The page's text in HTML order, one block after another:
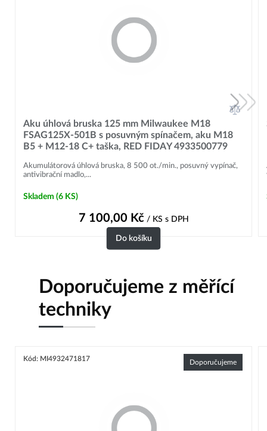
Aku úhlová bruska 125 mm Milwaukee M18
FSAG125X-501B s posuvným spínačem, aku M18
B5 + M12-18 C+ taška, RED FIDAY 4933500779
Akumulátorová úhlová bruska, 8 500 ot./min., posuvný vypínač,
antivibrační madlo,...
Skladem (6 KS)
7 100,00 Kč/ KS s DPH
Do košíku
Doporučujeme z měřící
techniky
Kód: MI4932471817 Doporučujeme